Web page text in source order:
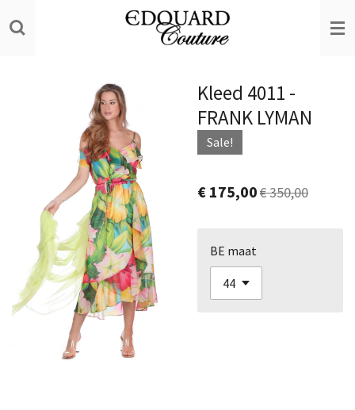
direct
Kleed 4011 -
FRANK LYMAN
Sale!
€ 175,00€ 350,00
BE maat